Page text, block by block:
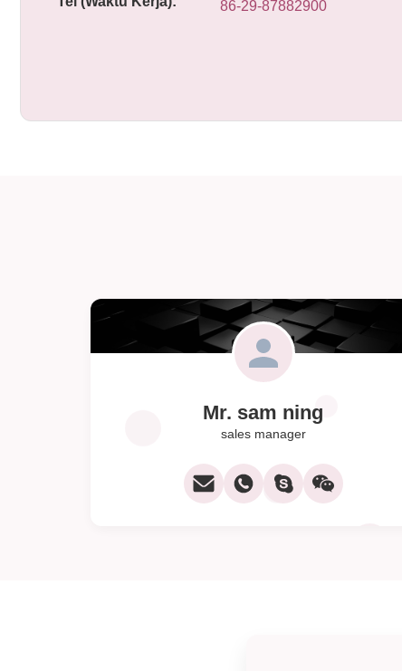
86-29-87882900
Mr. sam ning
sales manager